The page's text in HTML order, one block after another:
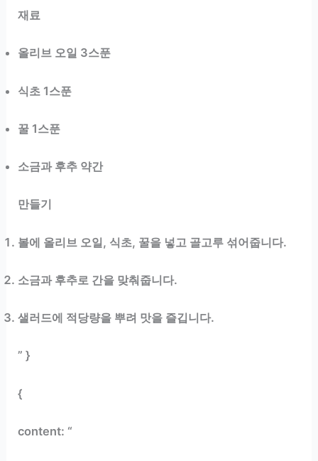
재료
올리브 오일 3스푼
식초 1스푼
꿀 1스푼
소금과 후추 약간
만들기
볼에 올리브 오일, 식초, 꿀을 넣고 골고루 섞어줍니다.
소금과 후추로 간을 맞춰줍니다.
샐러드에 적당량을 뿌려 맛을 즐깁니다.
” }
{
content: “